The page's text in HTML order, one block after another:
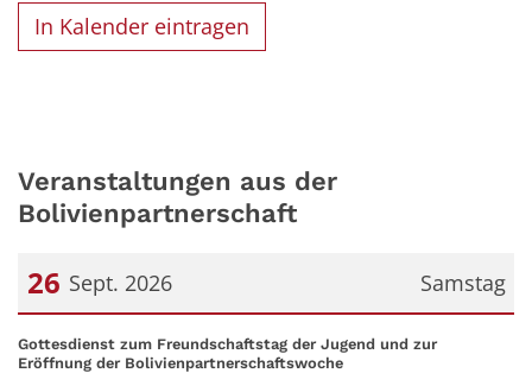
In Kalender eintragen
Veranstaltungen aus der
Bolivienpartnerschaft
Samstag
26 Sept. 2026
Datum: 26. September 2026
Gottesdienst zum Freundschaftstag der Jugend und zur
Eröffnung der Bolivienpartnerschaftswoche: